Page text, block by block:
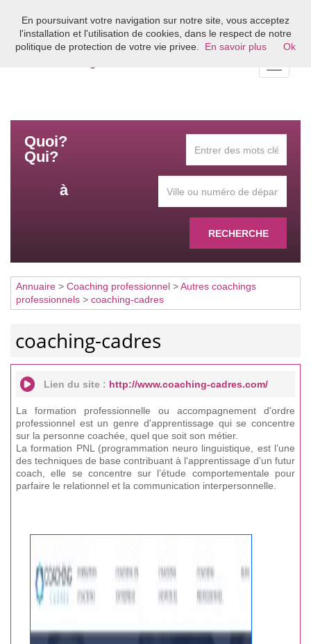
Bienvenue sur l'annuaire du coaching en France
Quoi?
Qui?
à
RECHERCHE
Annuaire > Coaching professionnel >Autres coachings
professionnels > coaching-cadres
coaching-cadres
Lien du site : http://www.coaching-cadres.com/
La formation professionnelle ou accompagnement d'ordre
professionnel est un genre d'apprentissage qui se concentre
sur la personne coachée, quel que soit son métier.
La formation PNL (programmation neuro linguistique, est l’une
des techniques de base contribuant à l'apprentissage d’un futur
coach, elle se concentre sur l’étude comportementale pour
parfaire le relationnel et la communication interpersonnelle.
En poursuivant votre navigation sur notre site, vous acceptez
l'installation et l'utilisation de cookies, dans le respect de notre
politique de protection de votre vie privee.
En savoir plus Ok